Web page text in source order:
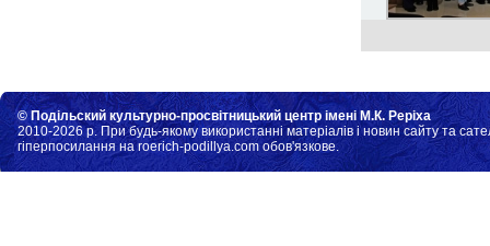
© Подільский культурно-просвітницький центр імені М.К. Реріха
2010-2026 р. При будь-якому використанні матеріалів і новин сайту та
гіперпосилання на roerich-podillya.com обов'язкове.